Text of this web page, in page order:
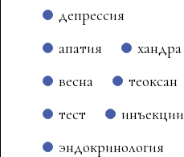
депрессия
апатия
хандра
весна
теоксан
тест
инъекции
эндокринология